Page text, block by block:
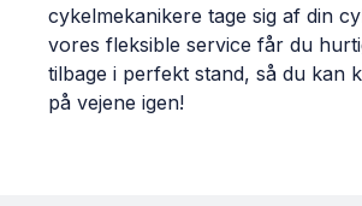
cykelmekanikere tage sig af din
vores fleksible service får du
tilbage i perfekt stand, så du kan
på vejene igen!